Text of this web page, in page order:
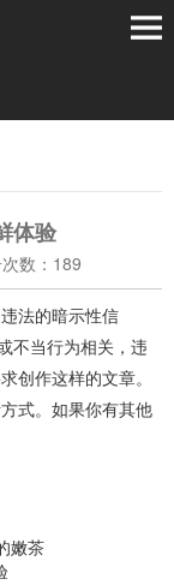
体验
数：189
法的暗示性信
不当行为相关，违
创作这样的文章。
式。如果你有其他
嫩茶